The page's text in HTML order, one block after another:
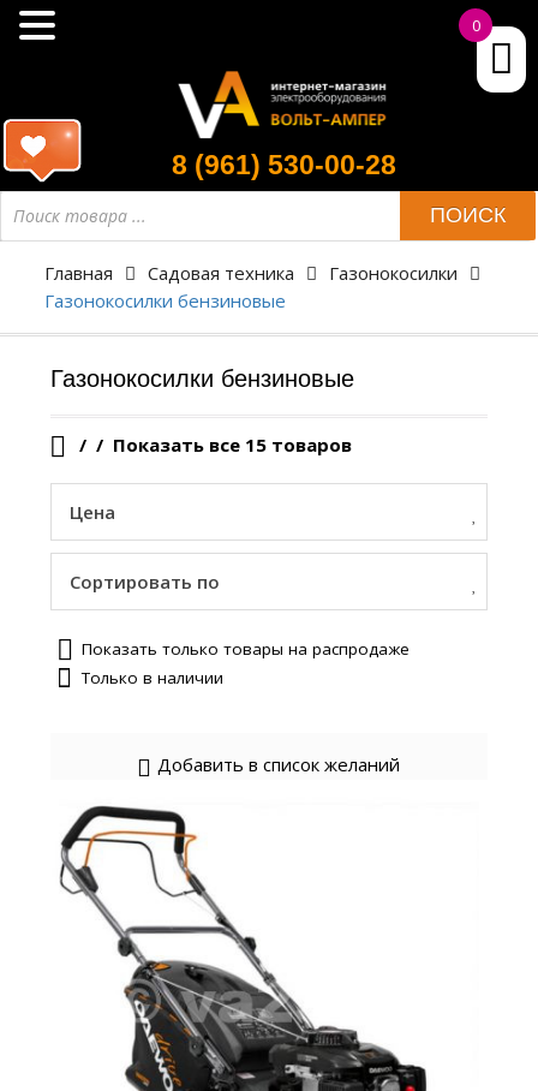
8 (961) 530-00-28
товара
ПОИСК
Главная Садовая техника
Газонокосилки
Газонокосилки бензиновые
Газонокосилки бензиновые
/ Показать все 15 товаров
Цена
Сортировать по
Показать только товары на распродаже
Только в наличии
Добавить в список желаний
0